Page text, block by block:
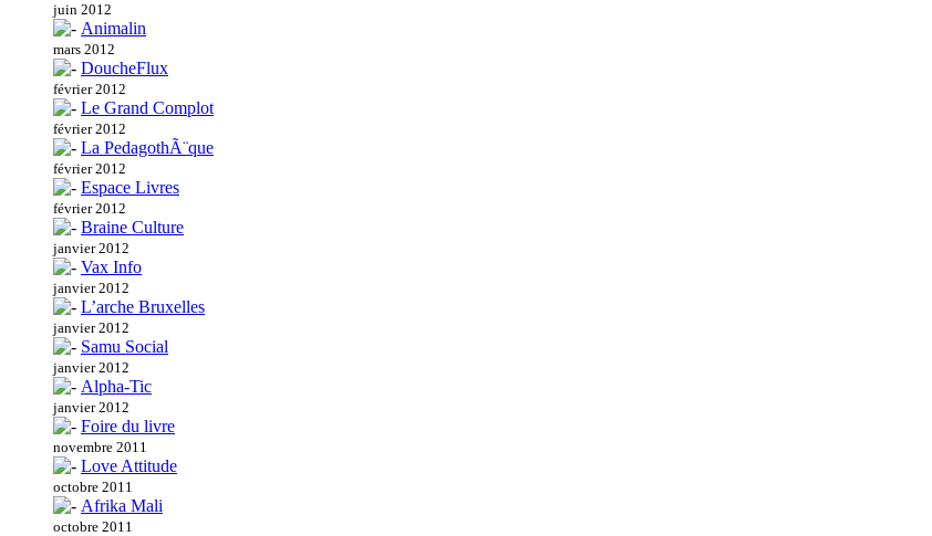
juin 2012
Animalin
mars 2012
DoucheFlux
février 2012
Le Grand Complot
février 2012
La PedagothÃ¨que
février 2012
Espace Livres
février 2012
Braine Culture
janvier 2012
Vax Info
janvier 2012
L’arche Bruxelles
janvier 2012
Samu Social
janvier 2012
Alpha-Tic
janvier 2012
Foire du livre
novembre 2011
Love Attitude
octobre 2011
Afrika Mali
octobre 2011